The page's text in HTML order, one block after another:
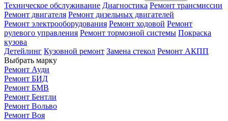
Техническое обслуживание Диагностика Ремонт трансмиссии
Ремонт двигателя Ремонт дизельных двигателей
Ремонт электрооборудования Ремонт ходовой Ремонт
рулевого управления Ремонт тормозной системы Покраска
кузова
Детейлинг Кузовной ремонт Замена стекол Ремонт АКПП
Выбрать марку
Ремонт Ауди
Ремонт БИД
Ремонт БМВ
Ремонт Бентли
Ремонт Вольво
Ремонт Воя